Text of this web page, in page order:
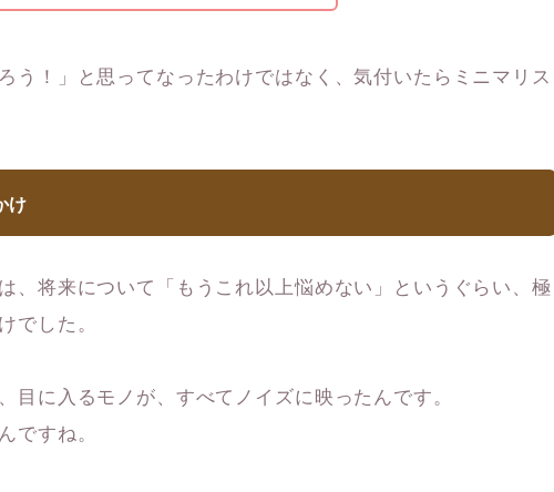
う！」と思ってなったわけではなく、気付いたらミニマリス
け
、将来について「もうこれ以上悩めない」というぐらい、極
でした。
目に入るモノが、すべてノイズに映ったんです。
ですね。